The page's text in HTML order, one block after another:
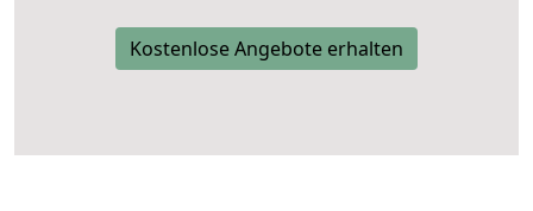
Kostenlose Angebote erhalten